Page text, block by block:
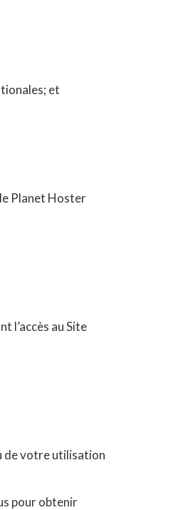
et
Planet Hoster
l’accès au Site
de votre utilisation
pour obtenir